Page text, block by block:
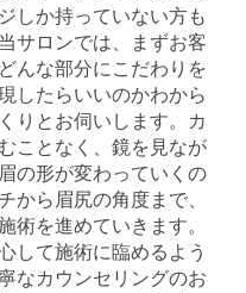
しか持っていない方も
サロンでは、まずお客
んな部分にこだわりを
したらいいのかわから
りとお伺いします。カ
ことなく、鏡を見なが
の形が変わっていくの
から眉尻の角度まで、
術を進めていきます。
して施術に臨めるよう
なカウンセリングのお